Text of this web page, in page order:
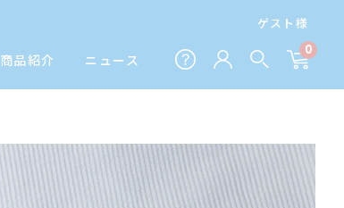
ゲスト様
商品紹介 ニュース
0